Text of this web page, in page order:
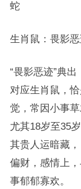
蛇
生肖鼠：畏影
“畏影恶迹”典
对应生肖鼠，
觉，常因小事
尤其18岁至35
其贵人运暗藏
偏财，感情上
事郁郁寡欢。